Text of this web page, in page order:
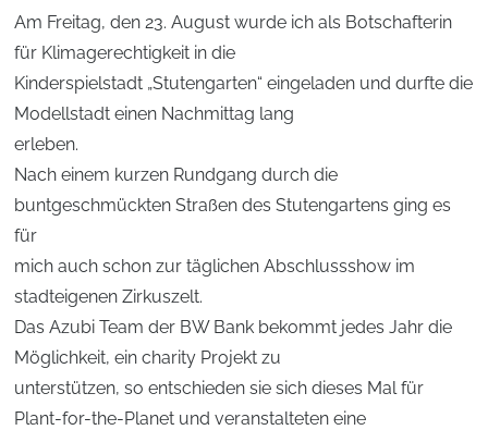
Am Freitag, den 23. August wurde ich als Botschafterin
für Klimagerechtigkeit in die
Kinderspielstadt „Stutengarten“ eingeladen und durfte die
Modellstadt einen Nachmittag lang
erleben.
Nach einem kurzen Rundgang durch die
buntgeschmückten Straßen des Stutengartens ging es
für
mich auch schon zur täglichen Abschlussshow im
stadteigenen Zirkuszelt.
Das Azubi Team der BW Bank bekommt jedes Jahr die
Möglichkeit, ein charity Projekt zu
unterstützen, so entschieden sie sich dieses Mal für
Plant-for-the-Planet und veranstalteten eine